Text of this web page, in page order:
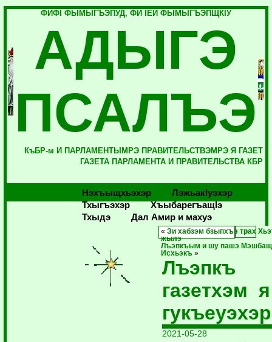
ФИФI ФЫМЫГЪЭПУД, ФИ IЕЙ ФЫМЫГЪЭПЩКIУ
АДЫГЭ
ПСАЛЪЭ
КъБР-м И ПАРЛАМЕНТЫМРЭ ПРАВИТЕЛЬСТВЭМРЭ Я ГАЗЕТ
ГАЗЕТА ПАРЛАМЕНТА И ПРАВИТЕЛЬСТВА КБР
Нэхъыщхьэхэр
Лэжьакlуэхэр
Тхыгъэхэр
Хъыбарегъащlэ
Тхыдэ
Дал Амир и махуэ
«Зи хабзэм бзыпхъэ трах
жылэ
Лъэпкъым и шу пашэ
Исхьэкъ »
Лъэпкъ
газетхэм
гукъеуэхэр
2021-05-28